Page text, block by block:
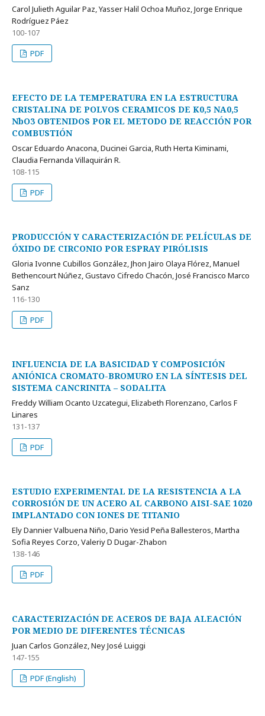
Carol Julieth Aguilar Paz, Yasser Halil Ochoa Muñoz, Jorge Enrique
Rodríguez Páez
100-107
PDF
EFECTO DE LA TEMPERATURA EN LA ESTRUCTURA
CRISTALINA DE POLVOS CERAMICOS DE K0,5 NA0,5
NbO3 OBTENIDOS POR EL METODO DE REACCIÓN POR
COMBUSTIÓN
Oscar Eduardo Anacona, Ducinei Garcia, Ruth Herta Kiminami,
Claudia Fernanda Villaquirán R.
108-115
PDF
PRODUCCIÓN Y CARACTERIZACIÓN DE PELÍCULAS DE
ÓXIDO DE CIRCONIO POR ESPRAY PIRÓLISIS
Gloria Ivonne Cubillos González, Jhon Jairo Olaya Flórez, Manuel
Bethencourt Núñez, Gustavo Cifredo Chacón, José Francisco Marco
Sanz
116-130
PDF
INFLUENCIA DE LA BASICIDAD Y COMPOSICIÓN
ANIÓNICA CROMATO-BROMURO EN LA SÍNTESIS DEL
SISTEMA CANCRINITA – SODALITA
Freddy William Ocanto Uzcategui, Elizabeth Florenzano, Carlos F
Linares
131-137
PDF
ESTUDIO EXPERIMENTAL DE LA RESISTENCIA A LA
CORROSIÓN DE UN ACERO AL CARBONO AISI-SAE 1020
IMPLANTADO CON IONES DE TITANIO
Ely Dannier Valbuena Niño, Dario Yesid Peña Ballesteros, Martha
Sofia Reyes Corzo, Valeriy D Dugar-Zhabon
138-146
PDF
CARACTERIZACIÓN DE ACEROS DE BAJA ALEACIÓN
POR MEDIO DE DIFERENTES TÉCNICAS
Juan Carlos González, Ney José Luiggi
147-155
PDF (English)